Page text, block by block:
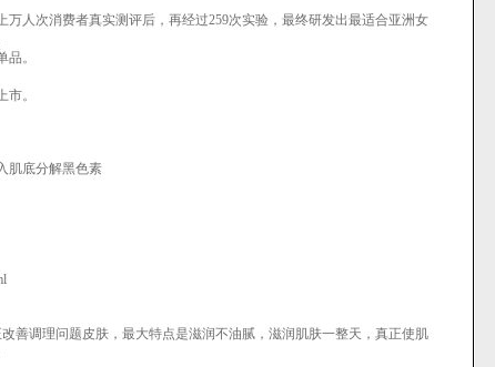
万人次消费者真实测评后，再经过259次实验，最终研发出最适合亚洲女
。
。
肌底分解黑色素
善调理问题皮肤，最大特点是滋润不油腻，滋润肌肤一整天，真正使肌